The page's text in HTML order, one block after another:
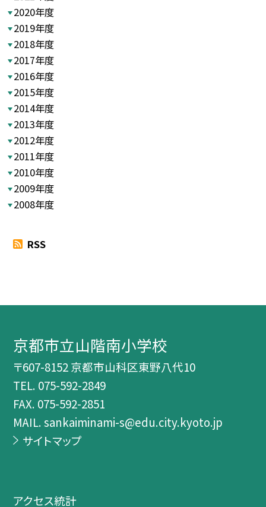
2020年度
2019年度
2018年度
2017年度
2016年度
2015年度
2014年度
2013年度
2012年度
2011年度
2010年度
2009年度
2008年度
RSS
京都市立山階南小学校
〒607-8152 京都市山科区東野八代10
TEL. 075-592-2849
FAX. 075-592-2851
MAIL. sankaiminami-s@edu.city.kyoto.jp
サイトマップ
アクセス統計